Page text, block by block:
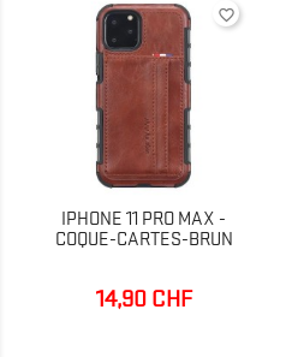
IPHONE 11 PRO MAX -
COQUE-CARTES-BRUN
Prix
14,90 CHF
favorite_border